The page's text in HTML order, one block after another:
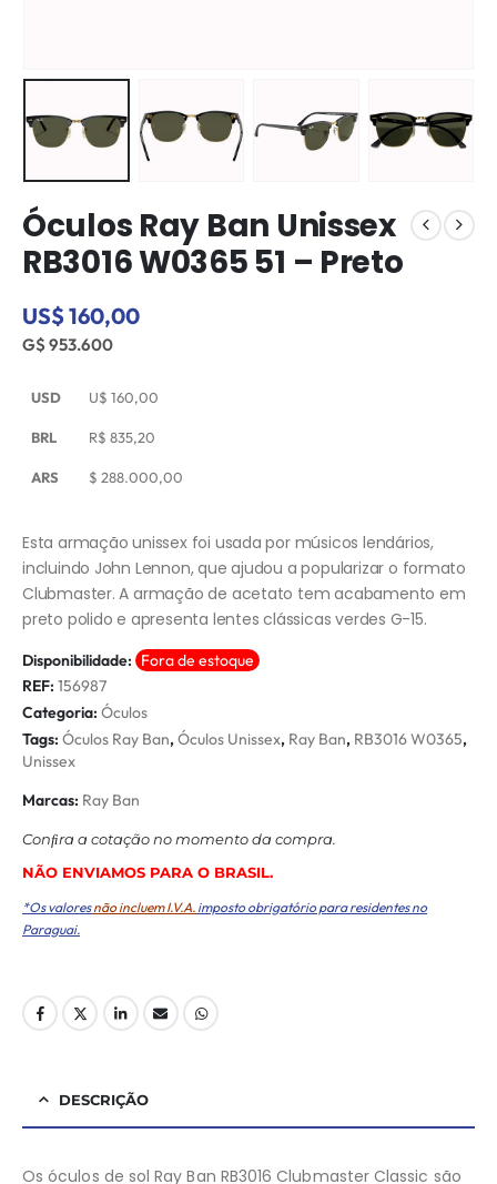
Óculos Ray Ban Unissex
RB3016 W0365 51 – Preto
US$ 160,00
G$ 953.600
USD U$ 160,00
BRL R$ 835,20
ARS $ 288.000,00
Esta armação unissex foi usada por músicos lendários,
incluindo John Lennon, que ajudou a popularizar o formato
Clubmaster. A armação de acetato tem acabamento em
preto polido e apresenta lentes clássicas verdes G-15.
Disponibilidade: Fora de estoque
REF: 156987
Categoria: Óculos
Tags: Óculos Ray Ban,Óculos Unissex, Ray Ban, RB3016 W0365,
Unissex
Marcas: Ray Ban
Conﬁra a cotação no momento da compra.
NÃO ENVIAMOS PARA O BRASIL.
*Os valoresnão incluem I.V.A. imposto obrigatório para residentes no
Paraguai.
DESCRIÇÃO
Os óculos de sol Ray Ban RB3016 Clubmaster Classic são